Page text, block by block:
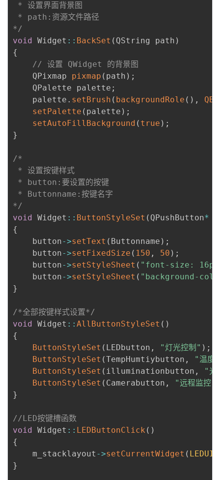
* 设置界面背景图
* path:资源文件路径
*/
void
Widget : : BackSet ( QString path )
{
// 设置 QWidget 的背景图
    QPixmap
pixmap ( path ) ;
    QPalette palette
;
    palette
. setBrush ( backgroundRole ( ) ,
setPalette ( palette ) ;
setAutoFillBackground ( true ) ;
}
/*
* 设置按键样式
* button:要设置的按键
* Buttonname:按键名字
*/
void
Widget : : ButtonStyleSet ( QPushButton*
{
    button
->setText ( Buttonname ) ;
    button
->setFixedSize ( 150 , 50 ) ;
    button
->setStyleSheet ( "font-size:
    button
->setStyleSheet ( "background-
}
/*全部按键样式设置*/
void
Widget : : AllButtonStyleSet ( )
{
ButtonStyleSet ( LEDbutton , "灯光控制" ) ;
ButtonStyleSet (TempHumtiybutton ,
"温度
ButtonStyleSet ( illuminationbutton ,
"光
ButtonStyleSet ( Camerabutton , "远程监控"
}
//LED按键槽函数
void
Widget : : LEDButtonClick ( )
{
    m_stacklayout
->setCurrentWidget ( LEDUI
}